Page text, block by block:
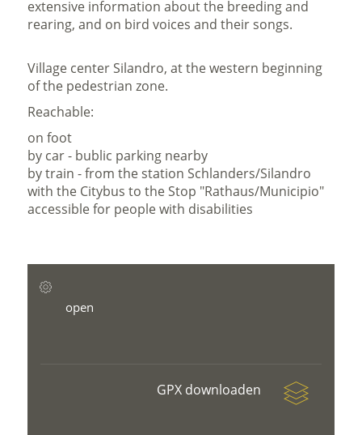
extensive information about the breeding and
rearing, and on bird voices and their songs.
Village center Silandro, at the western beginning
of the pedestrian zone.
Reachable:
on foot
by car - bublic parking nearby
by train - from the station Schlanders/Silandro
with the Citybus to the Stop "Rathaus/Municipio"
accessible for people with disabilities
open
GPX downloaden